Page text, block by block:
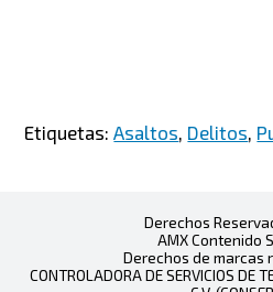
Etiquetas:Asaltos Delitos
Derechos
AMX Contenido
Derechos de marcas
CONTROLADORA DE SERVICIOS DE